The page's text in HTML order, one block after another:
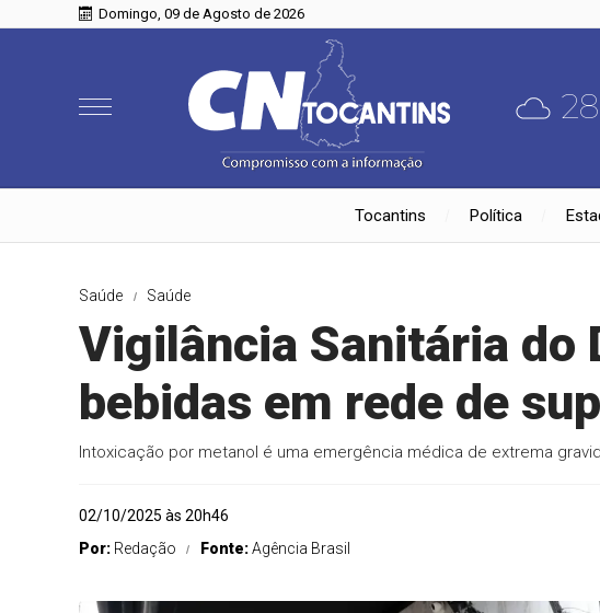
Domingo, 09 de Agosto de 2026
Tocantins Política
Saúde Saúde
Vigilância Sanitária do
bebidas em rede de
Intoxicação por metanol é uma emergência médica de extrema
02/10/2025 às 20h46
Por: Redação Fonte:Agência Brasil